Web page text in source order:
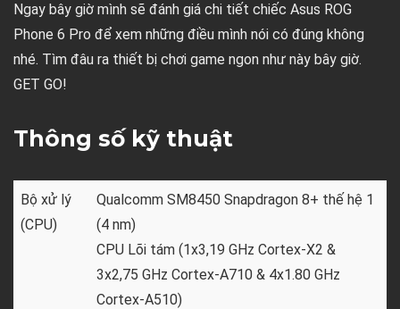
Ngay bây giờ mình sẽ đánh giá chi tiết chiếc Asus ROG
Phone 6 Pro để xem những điều mình nói có đúng không
nhé. Tìm đâu ra thiết bị chơi game ngon như này bây giờ.
GET GO!
Thông số kỹ thuật
Bộ xử lý
(CPU)
Qualcomm SM8450 Snapdragon 8+ thế hệ 1
(4 nm)
CPU Lõi tám (1x3,19 GHz Cortex-X2 &
3x2,75 GHz Cortex-A710 & 4x1.80 GHz
Cortex-A510)